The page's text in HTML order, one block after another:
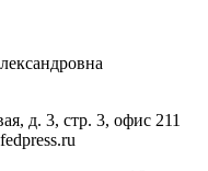
д. 3, стр. 3, офис 211